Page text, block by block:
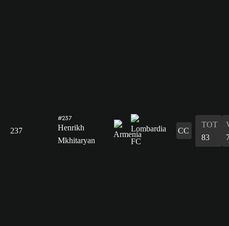
237
#237
Henrikh
Mkhitaryan
CC
TOT
83